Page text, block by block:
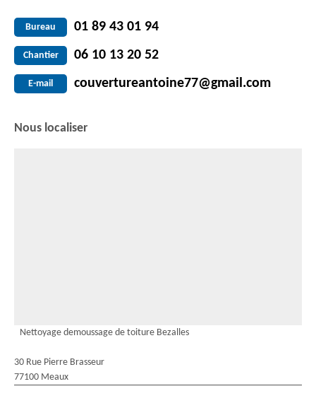
Bureau 01 89 43 01 94
Chantier 06 10 13 20 52
E-mail couvertureantoine77@gmail.com
Nous localiser
Nettoyage demoussage de toiture Bezalles
30 Rue Pierre Brasseur
77100 Meaux